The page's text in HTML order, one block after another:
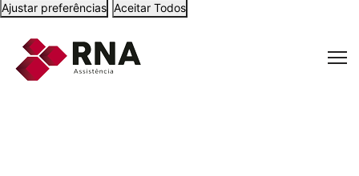
Ajustar preferências Aceitar Todos